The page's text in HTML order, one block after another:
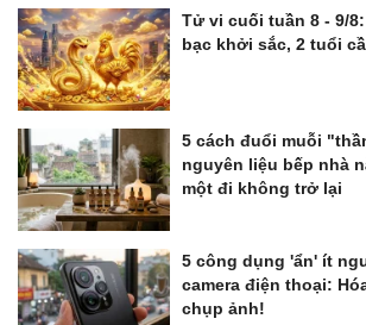
Tử vi cuối tuần 8 - 9/
bạc khởi sắc, 2 tuổi
5 cách đuổi muỗi
nguyên liệu bếp nhà
một đi không trở lại
5 công dụng 'ẩn' ít
camera điện thoại:
chụp ảnh!